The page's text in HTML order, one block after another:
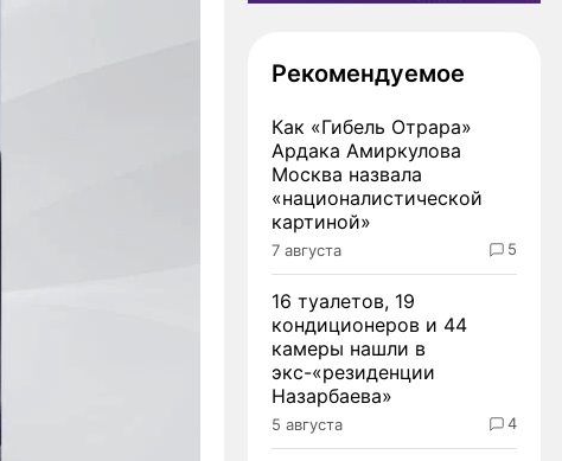
Рекомендуемое
Как «Гибель Отрара»
Ардака Амиркулова
Москва назвала
«националистической
картиной»
7 августа 5
16 туалетов, 19
кондиционеров и 44
камеры нашли в
экс-«резиденции
Назарбаева»
5 августа 4